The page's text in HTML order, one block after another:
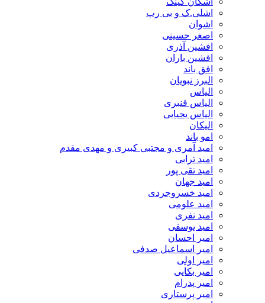
اشلی.ک و بی رپ
اشوان
اصغر حسینی
افشین آذری
افشین باران
افق باند
البرز نبویان
الیاس
الیاس قنبرى
الیاس یحیایی
الیکان
امو باند
امید آمری و مجتبی کبیری و مهدى مقدم
امید ترابی
امید تقی پور
امید جهان
امید خسروجردی
امید علومی
امید نفری
امید یوسفی
امیر احسان
امیر اسماعیل صدفی
امیر اولی
امیر بکایی
امیر پدرام
امیر پرستاری